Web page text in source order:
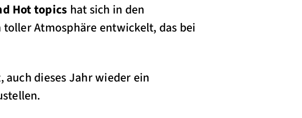
Hot topics hat sich in den
Atmosphäre entwickelt, das bei
dieses Jahr wieder ein